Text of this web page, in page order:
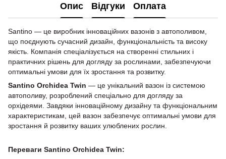
Опис Відгуки Оплата
Santino — це виробник інноваційних вазонів з автополивом,
що поєднують сучасний дизайн, функціональність та високу
якість. Компанія спеціалізується на створенні стильних і
практичних рішень для догляду за рослинами, забезпечуючи
оптимальні умови для їх зростання та розвитку.
Santino Orchidea Twin — це унікальний вазон із системою
автополиву, розроблений спеціально для догляду за
орхідеями. Завдяки інноваційному дизайну та функціональним
характеристикам, цей вазон забезпечує оптимальні умови для
зростання й розвитку ваших улюблених рослин.
Переваги Santino Orchidea Twin: